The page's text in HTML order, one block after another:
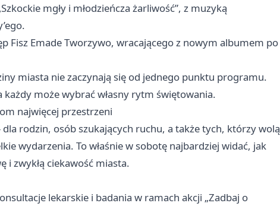
mgły i młodzieńcza żarliwość”, z muzyką
Fisz Emade Tworzywo, wracającego z nowym albumem po
miasta nie zaczynają się od jednego punktu programu.
każdy może wybrać własny rytm świętowania.
najwięcej przestrzeni
rodzin, osób szukających ruchu, a także tych, którzy wolą
wydarzenia. To właśnie w sobotę najbardziej widać, jak
i zwykłą ciekawość miasta.
lekarskie i badania w ramach akcji „Zadbaj o